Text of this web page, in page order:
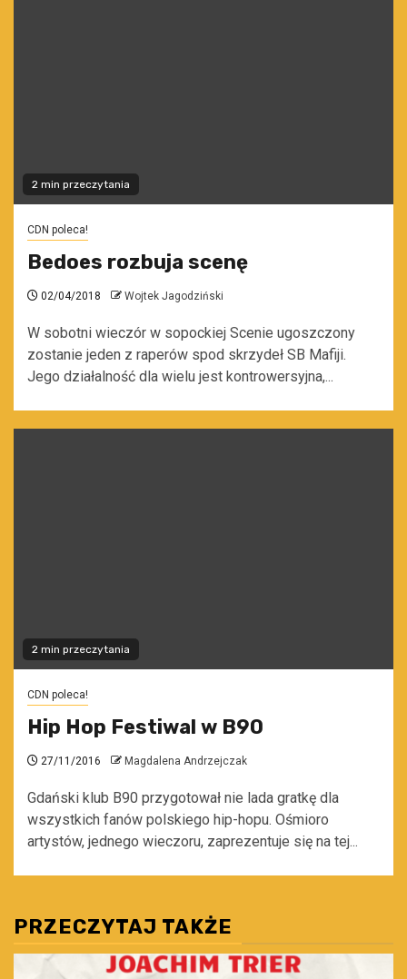
2 min przeczytania
CDN poleca!
Bedoes rozbuja scenę
02/04/2018 Wojtek Jagodziński
W sobotni wieczór w sopockiej Scenie ugoszczony
zostanie jeden z raperów spod skrzydeł SB Mafiji.
Jego działalność dla wielu jest kontrowersyjna,...
2 min przeczytania
CDN poleca!
Hip Hop Festiwal w B90
27/11/2016 Magdalena Andrzejczak
Gdański klub B90 przygotował nie lada gratkę dla
wszystkich fanów polskiego hip-hopu. Ośmioro
artystów, jednego wieczoru, zaprezentuje się na tej...
PRZECZYTAJ TAKŻE